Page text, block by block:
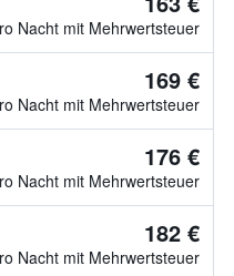
Nacht mit Mehrwertsteuer
169 €
Nacht mit Mehrwertsteuer
176 €
Nacht mit Mehrwertsteuer
182 €
Nacht mit Mehrwertsteuer